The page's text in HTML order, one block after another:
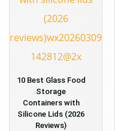
10 Best Glass Food
Storage
Containers with
Silicone Lids (2026
Reviews)